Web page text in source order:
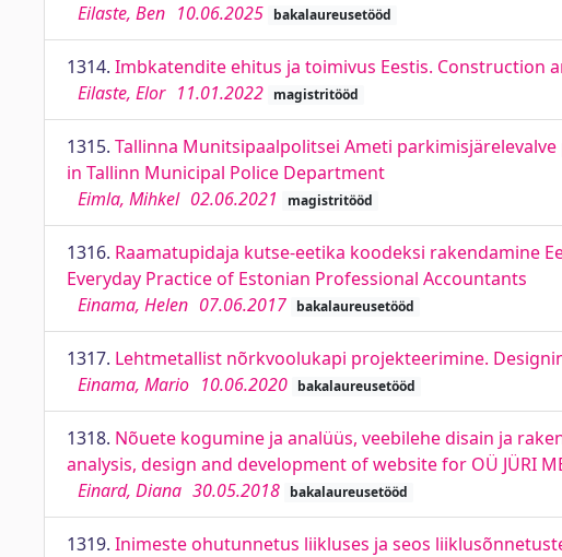
Eilaste, Ben 10.06.2025 bakalaureusetööd
1314. Imbkatendite ehitus ja toimivus Eestis. Construction
Eilaste, Elor 11.01.2022 magistritööd
1315. Tallinna Munitsipaalpolitsei Ameti
in Tallinn Municipal Police Department
Eimla, Mihkel 02.06.2021 magistritööd
1316. Raamatupidaja kutse-eetika koodeksi rakendamine
Everyday Practice of Estonian Professional Accountants
Einama, Helen 07.06.2017 bakalaureusetööd
1317. Lehtmetallist nõrkvoolukapi projekteerimine.
Einama, Mario 10.06.2020 bakalaureusetööd
1318. Nõuete kogumine ja analüüs, veebilehe disain ja
analysis, design and development of website for OÜ JÜRI
Einard, Diana 30.05.2018 bakalaureusetööd
1319. Inimeste ohutunnetus liikluses ja seos